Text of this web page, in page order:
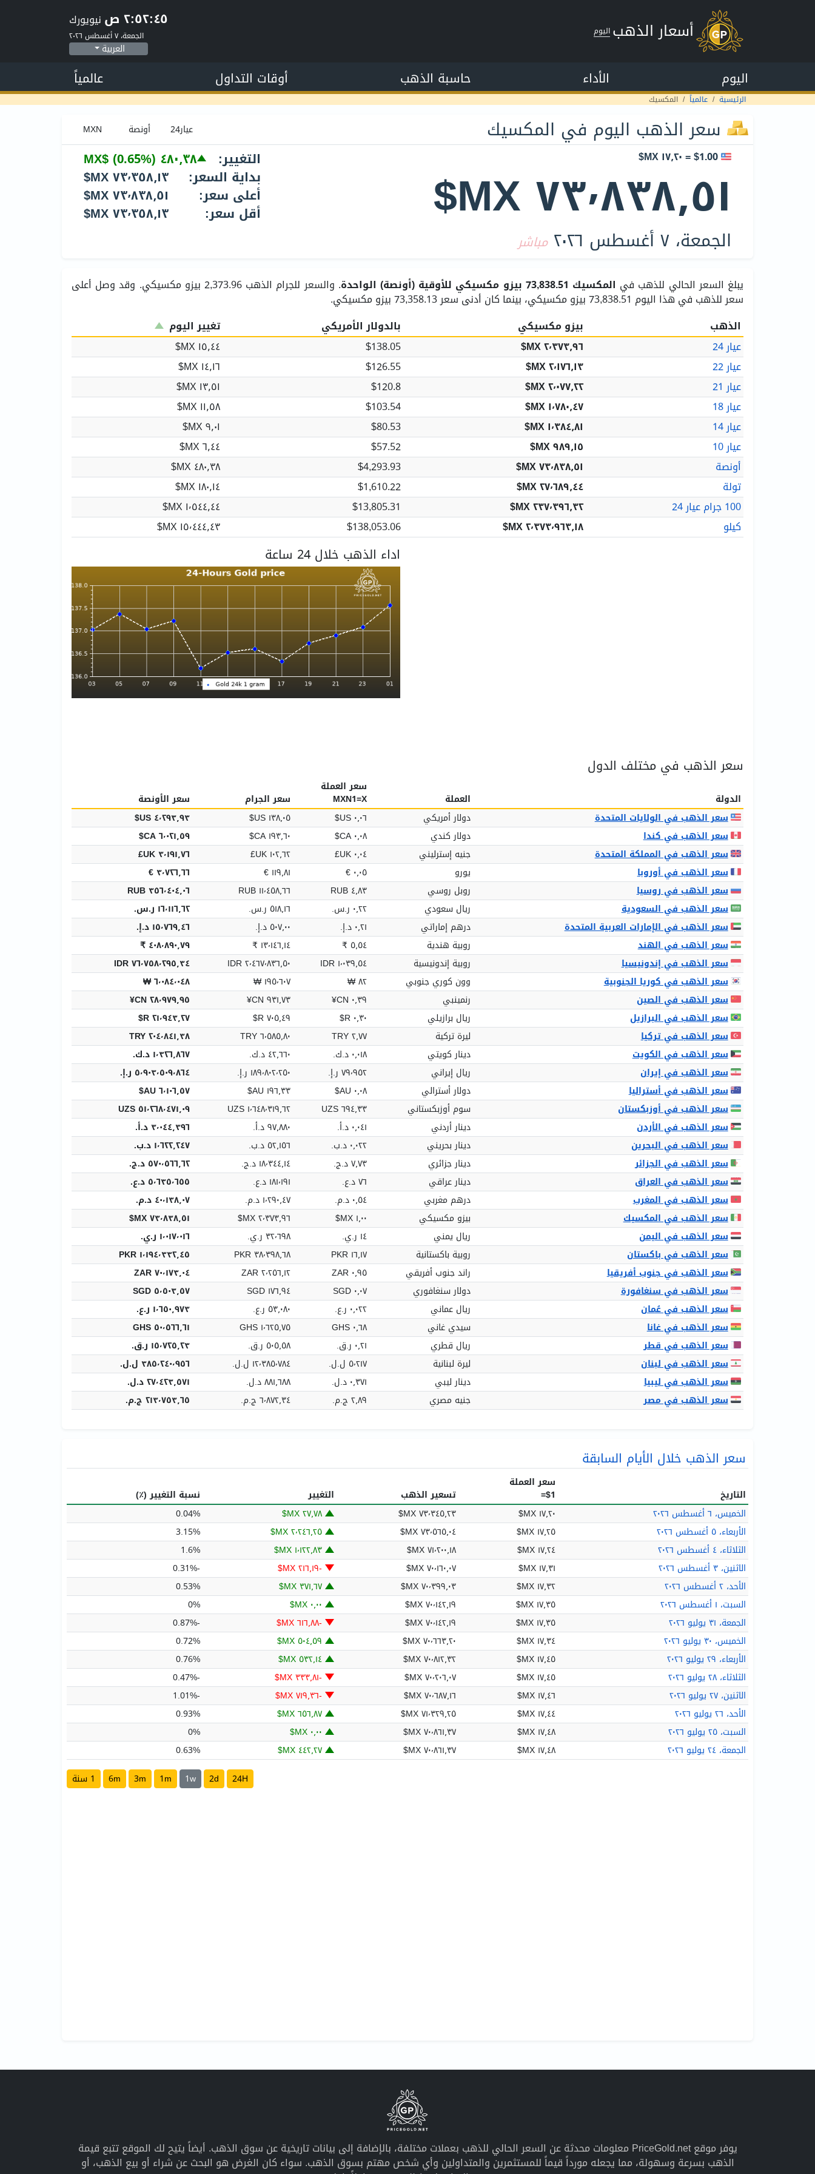
أسعار الذهب اليوم
٢:٥٢:٤٦ ص نيويورك
الجمعة، ٧ أغسطس ٢٠٢٦
العربية
اليوم الأداء حاسبة الذهب أوقات التداول عالمياً
الرئيسية عالمياً المكسيك
سعر الذهب اليوم في المكسيك
$1.00 = ١٧٫٢٠ MX$
٧٣٬٨٣٨٫٥١ MX$
الجمعة، ٧ أغسطس ٢٠٢٦ مباشر
التغيير: ٤٨٠٫٣٨ MX$ (0.65%)
بداية السعر: ٧٣٬٣٥٨٫١٣ MX$
أعلى سعر: ٧٣٬٨٣٨٫٥١ MX$
أقل سعر: ٧٣٬٣٥٨٫١٣ MX$
يبلغ السعر الحالي للذهب في المكسيك 73,838.51 بيزو مكسيكي للأوقية (أونصة) الواحدة . والسعر للجرام الذهب 2,373.96 بيزو مكسيكي. وقد وصل أعلى
سعر للذهب في هذا اليوم 73,838.51 بيزو مكسيكي، بينما كان أدنى سعر 73,358.13 بيزو مكسيكي.
الذهب
بيزو مكسيكي بالدولار الأمريكي
تغيير اليوم
عيار 24
٢٬٣٧٣٫٩٦ MX$ $138.05
١٥٫٤٤ MX$
عيار 22
٢٬١٧٦٫١٣ MX$ $126.55
١٤٫١٦ MX$
عيار 21
٢٬٠٧٧٫٢٢ MX$ $120.8
١٣٫٥١ MX$
عيار 18
١٬٧٨٠٫٤٧ MX$ $103.54
١١٫٥٨ MX$
عيار 14
١٬٣٨٤٫٨١ MX$ $80.53
٩٫٠١ MX$
عيار 10
٩٨٩٫١٥ MX$ $57.52
٦٫٤٤ MX$
أونصة
٧٣٬٨٣٨٫٥١ MX$ $4,293.93
٤٨٠٫٣٨ MX$
تولة
٢٧٬٦٨٩٫٤٤ MX$ $1,610.22
١٨٠٫١٤ MX$
100 جرام عيار 24
٢٣٧٬٣٩٦٫٣٢ MX$ $13,805.31
١٬٥٤٤٫٤٤ MX$
كيلو
٢٬٣٧٣٬٩٦٣٫١٨ MX$ $138,053.06 ١٥٬٤٤٤٫٤٣ MX$
اداء الذهب خلال 24 ساعة
سعر الذهب في مختلف الدول
الدولة العملة
سعر العملة
MXN1=X سعر الجرام
سعر الأونصة
سعر الذهب في الولايات المتحدة
دولار أمريكي ٠٫٠٦ US$ ١٣٨٫٠٥ US$
٤٬٢٩٣٫٩٣ US$
سعر الذهب في كندا
دولار كندي ٠٫٠٨ CA$ ١٩٣٫٦٠ CA$
٦٬٠٢١٫٥٩ CA$
سعر الذهب في المملكة المتحدة
جنيه إسترليني ٠٫٠٤ UK£ ١٠٢٫٦٢ UK£
٣٬١٩١٫٧٦ UK£
سعر الذهب في أوروبا
يورو ٠٫٠٥ € ١١٩٫٨١ €
٣٬٧٢٦٫٦٦ €
سعر الذهب في روسيا
روبل روسي ٤٫٨٣ RUB ١١٬٤٥٨٫٦٦ RUB
٣٥٦٬٤٠٤٫٠٦ RUB
سعر الذهب في السعودية
ريال سعودي ٠٫٢٢ ر.س.‏ ٥١٨٫١٦ ر.س.‏
١٦٬١١٦٫٦٢ ر.س.‏
سعر الذهب في الإمارات العربية المتحدة
درهم إماراتي ٠٫٢١ د.إ.‏ ٥٠٧٫٠٠ د.إ.‏
١٥٬٧٦٩٫٤٦ د.إ.‏
سعر الذهب في الهند
روبية هندية ٥٫٥٤ ₹ ١٣٬١٤٦٫١٤ ₹
٤٠٨٬٨٩٠٫٧٩ ₹
سعر الذهب في إندونيسيا
روبية إندونيسية ١٬٠٣٩٫٥٤ IDR ٢٬٤٦٧٬٨٣٦٫٥٠ IDR
٧٦٬٧٥٨٬٢٩٥٫٣٤ IDR
سعر الذهب في كوريا الجنوبية
وون كوري جنوبي ٨٢ ₩ ١٩٥٬٦٠٧ ₩
٦٬٠٨٤٬٠٤٨ ₩
سعر الذهب في الصين
رنمينبي ٠٫٣٩ CN¥ ٩٣١٫٧٣ CN¥
٢٨٬٩٧٩٫٩٥ CN¥
سعر الذهب في البرازيل
ريال برازيلي ٠٫٣٠ R$ ٧٠٥٫٤٩ R$
٢١٬٩٤٣٫٢٧ R$
سعر الذهب في تركيا
ليرة تركية ٢٫٧٧ TRY ٦٬٥٨٥٫٨٠ TRY
٢٠٤٬٨٤١٫٣٨ TRY
سعر الذهب في الكويت
دينار كويتي ٠٫٠١٨ د.ك.‏ ٤٢٫٦٦٠ د.ك.‏
١٬٣٢٦٫٨٦٧ د.ك.‏
سعر الذهب في إيران
ريال إيراني ٧٩٬٩٥٢ ر.إ. ١٨٩٬٨٠٢٬٢٥٠ ر.إ.
٥٬٩٠٣٬٥٠٩٬٨٦٤ ر.إ.
سعر الذهب في أستراليا
دولار أسترالي ٠٫٠٨ AU$ ١٩٦٫٣٣ AU$
٦٬١٠٦٫٥٧ AU$
سعر الذهب في أوزبكستان
سوم أوزبكستاني ٦٩٤٫٣٣ UZS ١٬٦٤٨٬٣١٩٫٦٢ UZS
٥١٬٢٦٨٬٤٧١٫٠٩ UZS
سعر الذهب في الأردن
دينار أردني ٠٫٠٤١ د.أ.‏ ٩٧٫٨٨٠ د.أ.‏
٣٬٠٤٤٫٣٩٦ د.أ.‏
سعر الذهب في البحرين
دينار بحريني ٠٫٠٢٢ د.ب.‏ ٥٢٫١٥٦ د.ب.‏
١٬٦٢٢٫٢٤٧ د.ب.‏
سعر الذهب في الجزائر
دينار جزائري ٧٫٧٣ د.ج.‏ ١٨٬٣٤٤٫١٤ د.ج.‏
٥٧٠٬٥٦٦٫٦٢ د.ج.‏
سعر الذهب في العراق
دينار عراقي ٧٦ د.ع.‏ ١٨١٬١٩١ د.ع.‏
٥٬٦٣٥٬٦٥٥ د.ع.‏
سعر الذهب في المغرب
درهم مغربي ٠٫٥٤ د.م.‏ ١٬٢٩٠٫٤٧ د.م.‏
٤٠٬١٣٨٫٠٧ د.م.‏
سعر الذهب في المكسيك
بيزو مكسيكي ١٫٠٠ MX$ ٢٬٣٧٣٫٩٦ MX$
٧٣٬٨٣٨٫٥١ MX$
سعر الذهب في اليمن
ريال يمني ١٤ ر.ي.‏ ٣٢٬٦٩٨ ر.ي.‏
١٬٠١٧٬٠١٦ ر.ي.‏
سعر الذهب في باكستان
روبية باكستانية ١٦٫١٧ PKR ٣٨٬٣٩٨٫٦٨ PKR
١٬١٩٤٬٣٣٢٫٤٥ PKR
سعر الذهب في جنوب أفريقيا
راند جنوب أفريقي ٠٫٩٥ ZAR ٢٬٢٥٦٫١٢ ZAR
٧٠٬١٧٣٫٠٤ ZAR
سعر الذهب في سنغافورة
دولار سنغافوري ٠٫٠٧ SGD ١٧٦٫٩٤ SGD
٥٬٥٠٣٫٥٧ SGD
سعر الذهب في عُمان
ريال عماني ٠٫٠٢٢ ر.ع.‏ ٥٣٫٠٨٠ ر.ع.‏
١٬٦٥٠٫٩٧٣ ر.ع.‏
سعر الذهب في غانا
سيدي غاني ٠٫٦٨ GHS ١٬٦٢٥٫٧٥ GHS
٥٠٬٥٦٦٫٦١ GHS
سعر الذهب في قطر
ريال قطري ٠٫٢١ ر.ق.‏ ٥٠٥٫٥٨ ر.ق.‏
١٥٬٧٢٥٫٢٣ ر.ق.‏
سعر الذهب في لبنان
ليرة لبنانية ٥٬٢١٧ ل.ل.‏ ١٢٬٣٨٥٬٧٨٤ ل.ل.‏
٣٨٥٬٢٤٠٬٩٥٦ ل.ل.‏
سعر الذهب في ليبيا
دينار ليبي ٠٫٣٧١ د.ل.‏ ٨٨١٫٦٨٨ د.ل.‏
٢٧٬٤٢٣٫٥٧١ د.ل.‏
سعر الذهب في مصر
جنيه مصري ٢٫٨٩ ج.م.‏ ٦٬٨٧٢٫٣٤ ج.م.‏ ٢١٣٬٧٥٣٫٦٥ ج.م.‏
سعر الذهب خلال الأيام السابقة
التاريخ
سعر العملة
$1= تسعير الذهب التغيير
نسبة التغيير (٪)
الخميس، ٦ أغسطس ٢٠٢٦
١٧٫٢٠ MX$ ٧٣٬٣٤٥٫٢٣ MX$
0.04%
الأربعاء، ٥ أغسطس ٢٠٢٦
١٧٫٢٥ MX$ ٧٣٬٥٦٥٫٠٤ MX$
3.15%
الثلاثاء، ٤ أغسطس ٢٠٢٦
١٧٫٢٤ MX$ ٧١٬٢٠٠٫١٨ MX$
1.6%
الاثنين، ٣ أغسطس ٢٠٢٦
١٧٫٣١ MX$ ٧٠٬١٦٠٫٠٧ MX$ ؜-٢١٦٫١٩ MX$
-0.31%
الأحد، ٢ أغسطس ٢٠٢٦
١٧٫٣٢ MX$ ٧٠٬٣٩٩٫٠٣ MX$
0.53%
السبت، ١ أغسطس ٢٠٢٦
١٧٫٣٥ MX$ ٧٠٬١٤٢٫١٩ MX$
0%
الجمعة، ٣١ يوليو ٢٠٢٦
١٧٫٣٥ MX$ ٧٠٬١٤٢٫١٩ MX$ ؜-٦١٦٫٨٨ MX$
-0.87%
الخميس، ٣٠ يوليو ٢٠٢٦
١٧٫٣٤ MX$ ٧٠٬٦٦٣٫٢٠ MX$
0.72%
الأربعاء، ٢٩ يوليو ٢٠٢٦
١٧٫٤٥ MX$ ٧٠٬٨١٢٫٣٢ MX$
0.76%
الثلاثاء، ٢٨ يوليو ٢٠٢٦
١٧٫٤٥ MX$ ٧٠٬٢٠٦٫٠٧ MX$ ؜-٣٣٣٫٨١ MX$
-0.47%
الاثنين، ٢٧ يوليو ٢٠٢٦
١٧٫٤٦ MX$ ٧٠٬٦٨٧٫١٦ MX$ ؜-٧١٩٫٣٦ MX$
-1.01%
الأحد، ٢٦ يوليو ٢٠٢٦
١٧٫٤٤ MX$ ٧١٬٣٢٩٫٢٥ MX$
0.93%
السبت، ٢٥ يوليو ٢٠٢٦
١٧٫٤٨ MX$ ٧٠٬٨٦١٫٣٧ MX$
0%
الجمعة، ٢٤ يوليو ٢٠٢٦
١٧٫٤٨ MX$ ٧٠٬٨٦١٫٣٧ MX$
0.63%
24H
2d
1w
1m
3m
6m 1 سنة
يوفر موقع PriceGold.net معلومات محدثة عن السعر الحالي للذهب بعملات مختلفة، بالإضافة إلى بيانات تاريخية عن سوق الذهب. أيضاً يتيح لك الموقع تتبع قيمة
الذهب بسرعة وسهولة، مما يجعله مورداً قيماً للمستثمرين والمتداولين وأي شخص مهتم بسوق الذهب. سواء كان الغرض هو البحث عن شراء أو بيع الذهب، أو